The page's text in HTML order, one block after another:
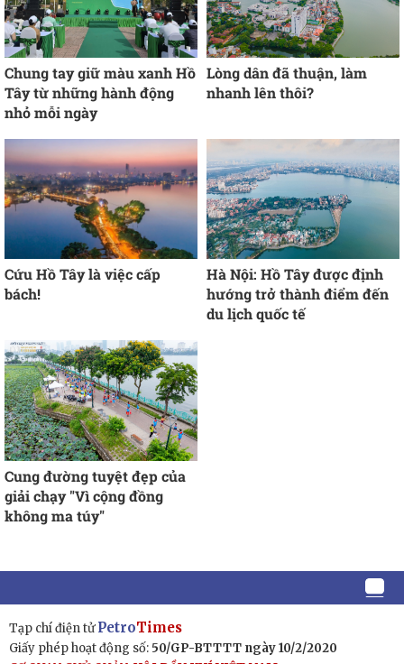
Chung tay giữ màu xanh Hồ
Tây từ những hành động
nhỏ mỗi ngày
Lòng dân đã thuận, làm
nhanh lên thôi?
Cứu Hồ Tây là việc cấp
bách!
Hà Nội: Hồ Tây được định
hướng trở thành điểm đến
du lịch quốc tế
Cung đường tuyệt đẹp của
giải chạy "Vì cộng đồng
không ma túy"
Tạp chí điện tửPetroTimes
Giấy phép hoạt động số: 50/GP-BTTTT ngày 10/2/2020